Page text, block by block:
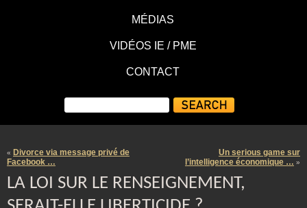
MÉDIAS
VIDÉOS IE / PME
CONTACT
« Divorce via message privé de
Facebook …
Un serious game sur
l’intelligence économique … »
LA LOI SUR LE RENSEIGNEMENT,